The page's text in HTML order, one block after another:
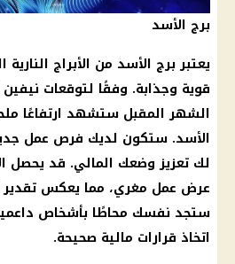
برج الأسد
يعتبر برج الأسد من الأبراج
قوية وجذابة. وفقًا لتوقعات
الشهر المقبل ستشهد ارتفاعًا
الأسد. ستكون لديك فرص عمل
لك تعزيز وضعك المالي. قد يحصل
عرض عمل مغري، مما يعكس تقدير
ستجد نفسك محاطًا بأشخاص
اتخاذ قرارات مالية صحيحة.